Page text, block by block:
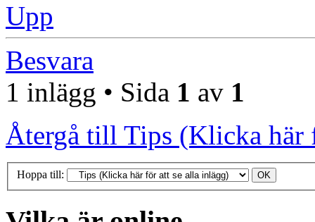
Upp
Besvara
1 inlägg • Sida 1 av 1
Återgå till Tips (Klicka här
Hoppa till: